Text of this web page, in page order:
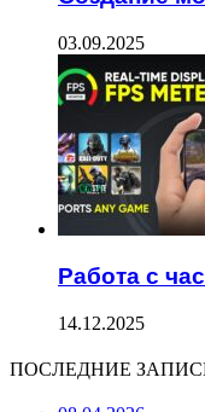
03.09.2025
Работа с
14.12.2025
ПОСЛЕДНИЕ